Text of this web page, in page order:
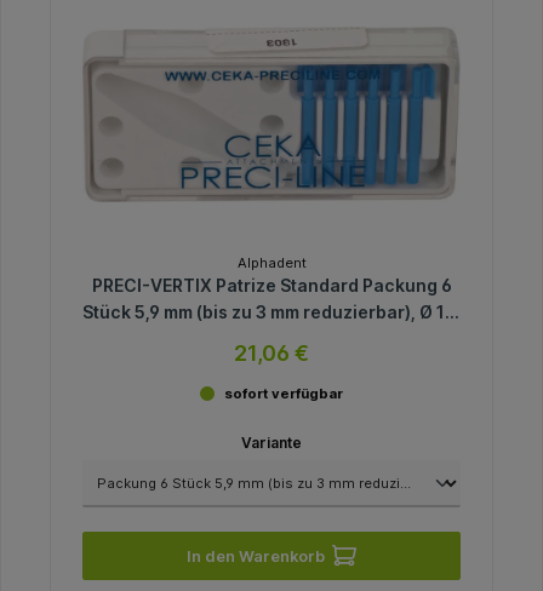
Alphadent
PRECI-VERTIX Patrize Standard Packung 6
Stück 5,9 mm (bis zu 3 mm reduzierbar), Ø 1,8
21,06 €
sofort verfügbar
Variante
In den Warenkorb